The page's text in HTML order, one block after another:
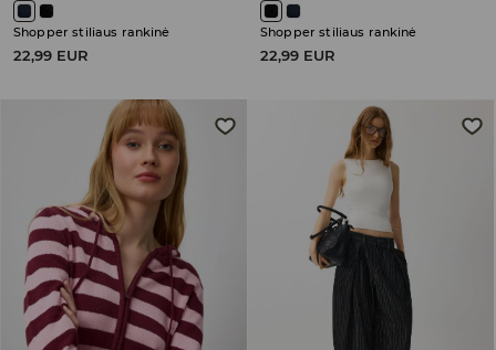
Shopper stiliaus rankinė
22,99 EUR
Shopper stiliaus rankinė
22,99 EUR